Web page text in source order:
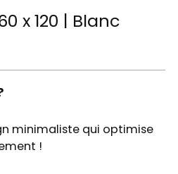
x 120 | Blanc
minimaliste qui optimise
!